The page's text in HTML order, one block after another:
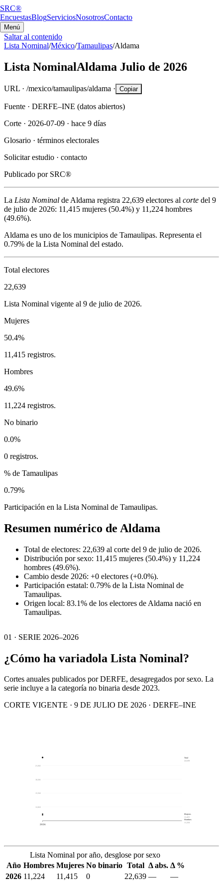
SRC®
EncuestasBlogServiciosNosotrosContacto
Menú
Saltar al contenido
Lista Nominal/México/Tamaulipas/Aldama
Lista NominalAldama Julio de 2026
URL · /mexico/tamaulipas/aldama · Copiar
Fuente · DERFE–INE (datos abiertos)
Corte · 2026-07-09 · hace 9 días
Glosario · términos electorales
Solicitar estudio · contacto
Publicado por SRC®
La Lista Nominal de Aldama registra 22,639 electores al corte del 9
de julio de 2026: 11,415 mujeres (50.4%) y 11,224 hombres
(49.6%).
Aldama es uno de los municipios de Tamaulipas. Representa el
0.79% de la Lista Nominal del estado.
Total electores
22,639
Lista Nominal vigente al 9 de julio de 2026.
Mujeres
50.4%
11,415 registros.
Hombres
49.6%
11,224 registros.
No binario
0.0%
0 registros.
% de Tamaulipas
0.79%
Participación en la Lista Nominal de Tamaulipas.
Resumen numérico de Aldama
Total de electores: 22,639 al corte del 9 de julio de 2026.
Distribución por sexo: 11,415 mujeres (50.4%) y 11,224
hombres (49.6%).
Cambio desde 2026: +0 electores (+0.0%).
Participación estatal: 0.79% de la Lista Nominal de
Tamaulipas.
Origen local: 83.1% de los electores de Aldama nació en
Tamaulipas.
01 · SERIE 2026–2026
¿Cómo ha variadola Lista Nominal?
Cortes anuales publicados por DERFE, desagregados por sexo. La
serie incluye a la categoría no binaria desde 2023.
CORTE VIGENTE · 9 DE JULIO DE 2026 · DERFE–INE
12,822
15,562
18,301
21,041
2026
Total
22,639
Mujeres
11,415
Hombres
11,224
Lista Nominal por año, desglose por sexo
Año Hombres Mujeres No binario Total Δ abs. Δ %
2026 11,224 11,415 0 22,639 — —